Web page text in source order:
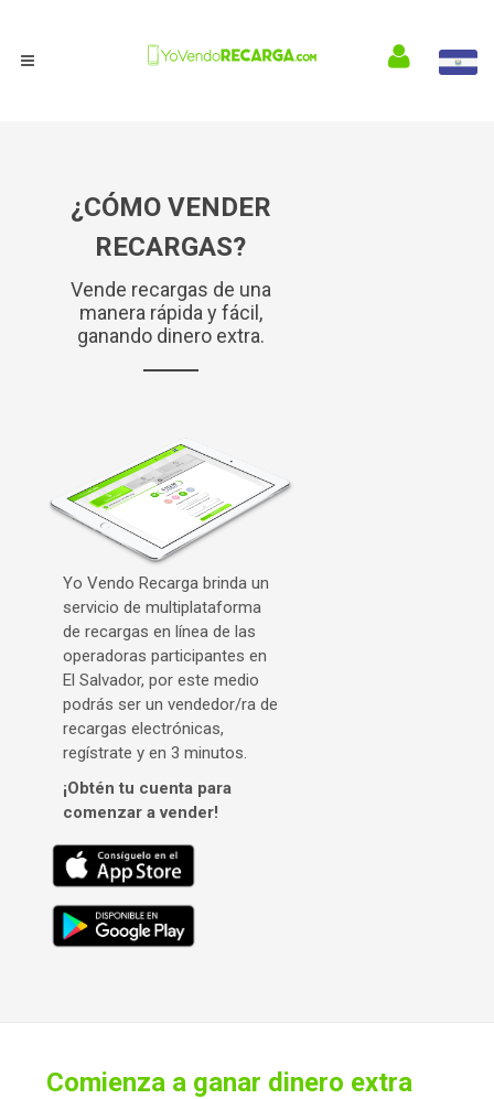
¿CÓMO VENDER
RECARGAS?
Vende recargas de una
manera rápida y fácil,
ganando dinero extra.
Yo Vendo Recarga brinda un
servicio de multiplataforma
de recargas en línea de las
operadoras participantes en
El Salvador, por este medio
podrás ser un vendedor/ra de
recargas electrónicas,
regístrate y en 3 minutos.
¡Obtén tu cuenta para
comenzar a vender!
Comienza a ganar dinero extra